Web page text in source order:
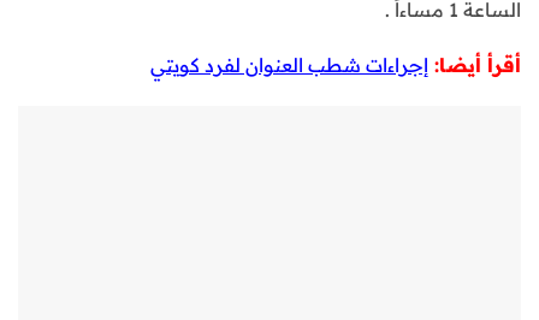
الساعة 1 مساءاً .
أقرأ أيضا: إجراءات شطب العنوان لفرد كويتي